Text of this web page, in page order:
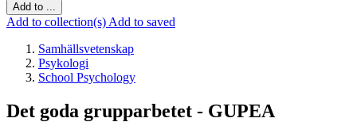
Add to ...
Add to collection(s) Add to saved
Samhällsvetenskap
Psykologi
School Psychology
Det goda grupparbetet - GUPEA